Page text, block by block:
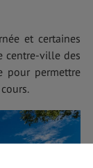
et certaines
centre-ville des
pour permettre